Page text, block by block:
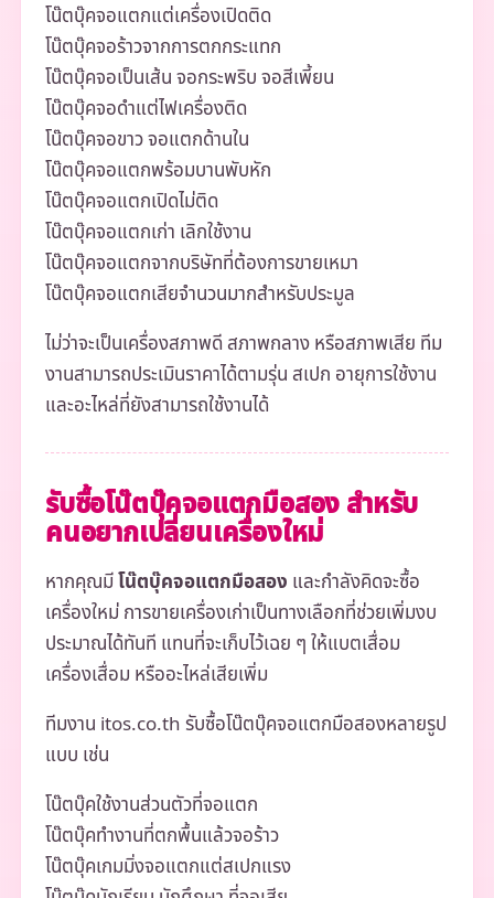
โน๊ตบุ๊คจอแตกแต่เครื่องเปิดติด
โน๊ตบุ๊คจอร้าวจากการตกกระแทก
โน๊ตบุ๊คจอเป็นเส้น จอกระพริบ จอสีเพี้ยน
โน๊ตบุ๊คจอดำแต่ไฟเครื่องติด
โน๊ตบุ๊คจอขาว จอแตกด้านใน
โน๊ตบุ๊คจอแตกพร้อมบานพับหัก
โน๊ตบุ๊คจอแตกเปิดไม่ติด
โน๊ตบุ๊คจอแตกเก่า เลิกใช้งาน
โน๊ตบุ๊คจอแตกจากบริษัทที่ต้องการขายเหมา
โน๊ตบุ๊คจอแตกเสียจำนวนมากสำหรับประมูล
ไม่ว่าจะเป็นเครื่องสภาพดี สภาพกลาง หรือสภาพเสีย ทีม
งานสามารถประเมินราคาได้ตามรุ่น สเปก อายุการใช้งาน
และอะไหล่ที่ยังสามารถใช้งานได้
รับซื้อโน๊ตบุ๊คจอแตกมือสอง สำหรับ
คนอยากเปลี่ยนเครื่องใหม่
หากคุณมีโน๊ตบุ๊คจอแตกมือสอง และกำลังคิดจะซื้อ
เครื่องใหม่ การขายเครื่องเก่าเป็นทางเลือกที่ช่วยเพิ่มงบ
ประมาณได้ทันที แทนที่จะเก็บไว้เฉย ๆ ให้แบตเสื่อม
เครื่องเสื่อม หรืออะไหล่เสียเพิ่ม
ทีมงาน itos.co.th รับซื้อโน๊ตบุ๊คจอแตกมือสองหลายรูป
แบบ เช่น
โน๊ตบุ๊คใช้งานส่วนตัวที่จอแตก
โน๊ตบุ๊คทำงานที่ตกพื้นแล้วจอร้าว
โน๊ตบุ๊คเกมมิ่งจอแตกแต่สเปกแรง